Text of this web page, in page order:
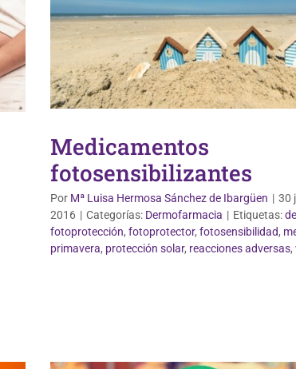
Medicamentos
fotosensibilizantes
Por Mª Luisa Hermosa Sánchez de Ibargüen | 30
2016 | Categorías: Dermofarmacia | Etiquetas:
fotoprotección, fotoprotector, fotosensibilidad,
primavera, protección solar, reacciones adversas,